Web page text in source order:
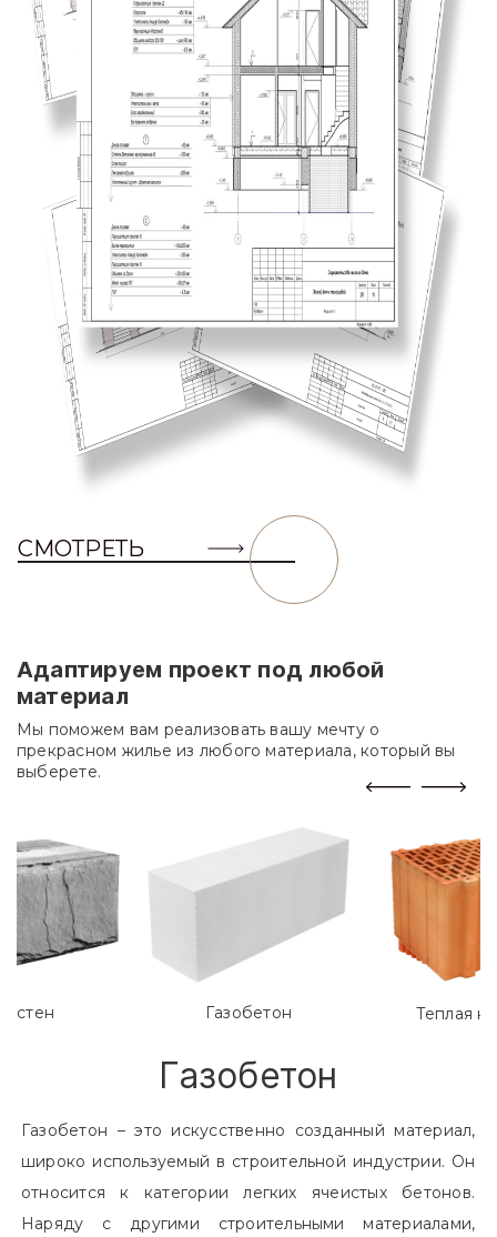
СМОТРЕТЬ
Адаптируем проект под любой
материал
Мы поможем вам реализовать вашу мечту о
прекрасном жилье из любого материала, который вы
выберете.
Газобетон Теплая
Газобетон
Газобетон – это искусственно созданный материал,
широко используемый в строительной индустрии. Он
относится к категории легких ячеистых бетонов.
Наряду с другими строительными материалами,